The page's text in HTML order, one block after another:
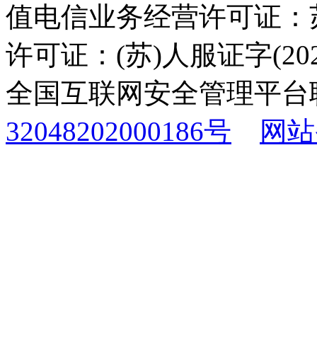
值电信业务经营许可证
许可证：(苏)人服证字
全国互联网安全管理平
32048202000186号
网